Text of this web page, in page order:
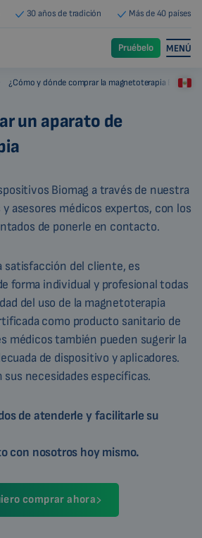
30 años de tradición Más de 40 países
Pruébelo MENÚ
¿Cómo y dónde comprar la magnetoterapia Biomag?
un aparato de
Biomag a través de nuestra
asesores médicos expertos, con los
de ponerle en contacto.
satisfacción del cliente, es
forma individual y profesional todas
del uso de la magnetoterapia
como producto sanitario de
médicos también pueden sugerir la
de dispositivo y aplicadores.
necesidades específicas.
de atenderle y facilitarle su
con nosotros hoy mismo.
comprar ahora